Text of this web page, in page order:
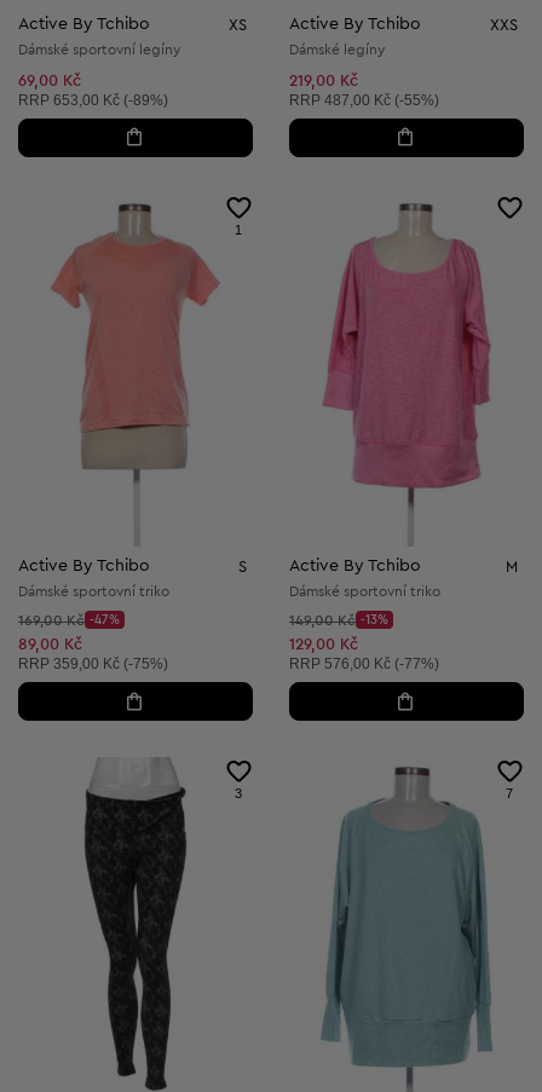
Active By Tchibo XS
Dámské sportovní legíny
69,00 Kč
Doporučená cena:
RRP 653,00 Kč (-89%)
Active By Tchibo XXS
Dámské legíny
219,00 Kč
Doporučená cena:
RRP 487,00 Kč (-55%)
1
Active By Tchibo S
Dámské sportovní triko
Původní cena:
169,00 Kč
Discount Price:
-47%
Snížená cena:
89,00 Kč
Doporučená cena:
RRP 359,00 Kč (-75%)
Active By Tchibo M
Dámské sportovní triko
Původní cena:
149,00 Kč
Discount Price:
-13%
Snížená cena:
129,00 Kč
Doporučená cena:
RRP 576,00 Kč (-77%)
3 7